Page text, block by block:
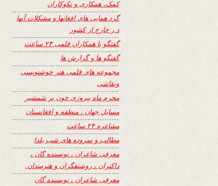
کمک، همکاری و نکوکاران
گرد همایی های افغانها و مشکلات آنها
د ر خارج از کشور
گفتگو با همکاران قلمی ۲۴ ساعت
گفتگو ها و گزارش ها
مجموعه های قلمی هنر خوشنویسی
ونقاشی
محرم ماه پیروزی خون بر شمشیر
مسایل جهان ، منطقه و افغانستان
مشاعره ۲۴ ساعت
مطالب و سروده های شب یلدا
معرفی شاعران ، نویسنده گان ،
داکتران ، روشنفگران و هنرمندان.
معرفی شاعران ، نویسنده گان